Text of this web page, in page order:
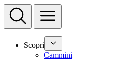
Scopri
Cammini